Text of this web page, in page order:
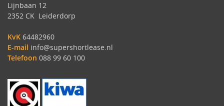
Lijnbaan 12
2352 CK Leiderdorp
KvK 64482960
E-mail info@supershortlease.nl
Telefoon 088 99 60 100